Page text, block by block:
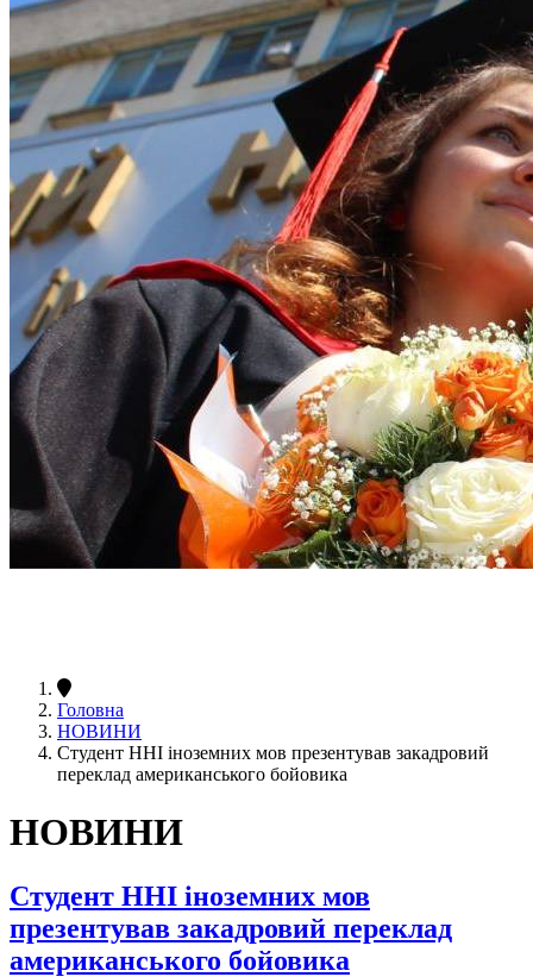
Головна
НОВИНИ
Студент ННІ іноземних мов презентував закадровий
переклад американського бойовика
НОВИНИ
Студент ННІ іноземних мов
презентував закадровий переклад
американського бойовика